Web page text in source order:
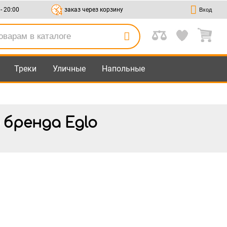
20:00 заказ через корзину Вход
Треки Уличные Напольные
Eglo